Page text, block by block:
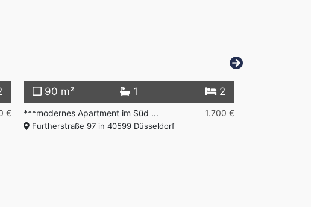
€
90 m² 1 2
***modernes Apartment im Süd ... 1.700 €
Furtherstraße 97 in 40599 Düsseldorf